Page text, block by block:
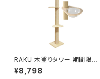
RAKU 木登りタワー 期間限定
宇宙船ハンモック付き シングル
キャットタワー 突っ張り 猫タワ
¥8,798